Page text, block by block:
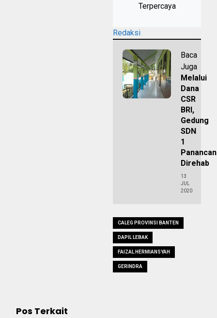
Terpercaya
Redaksi
Baca
Juga
Melalui
Dana
CSR
BRI,
Gedung
SDN
1
Direhab
13
JUL
2020
CALEG PROVINSI BANTEN
DAPIL LEBAK
FAIZAL HERMIANSYAH
GERINDRA
Pos Terkait